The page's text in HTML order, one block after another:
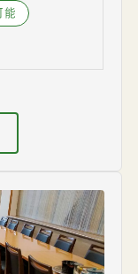
能